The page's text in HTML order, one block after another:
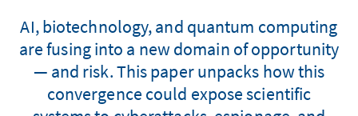
AI, biotechnology, and quantum computing
are fusing into a new domain of opportunity
— and risk. This paper unpacks how this
convergence could expose scientific